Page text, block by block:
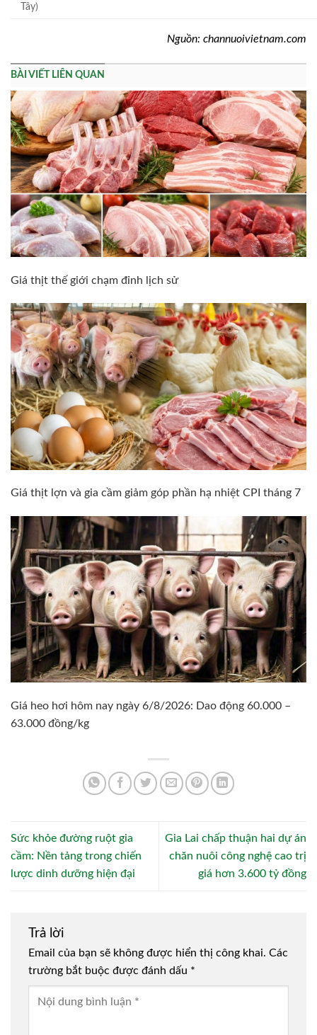
Tây)
Nguồn: channuoivietnam.com
BÀI VIẾT LIÊN QUAN
Giá thịt thế giới chạm đỉnh lịch sử
Giá thịt lợn và gia cầm giảm góp phần hạ nhiệt CPI tháng 7
Giá heo hơi hôm nay ngày 6/8/2026: Dao động 60.000 –
63.000 đồng/kg
Sức khỏe đường ruột gia
cầm: Nền tảng trong chiến
lược dinh dưỡng hiện đại
Gia Lai chấp thuận hai dự án
chăn nuôi công nghệ cao trị
giá hơn 3.600 tỷ đồng
Trả lời
Email của bạn sẽ không được hiển thị công khai. Các
trường bắt buộc được đánh dấu *